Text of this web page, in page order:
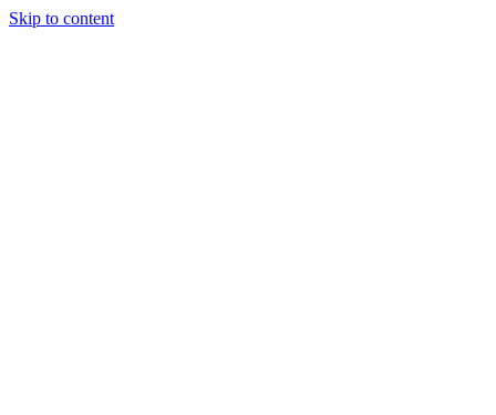
Skip to content